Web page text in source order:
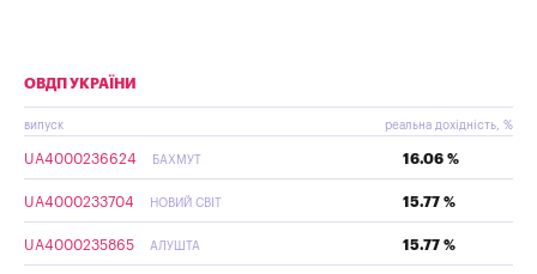
ОВДП УКРАЇНИ
випуск реальна дохідність, %
UA4000236624 БАХМУТ 16.06 %
UA4000233704 НОВИЙ СВІТ 15.77 %
UA4000235865 АЛУШТА 15.77 %